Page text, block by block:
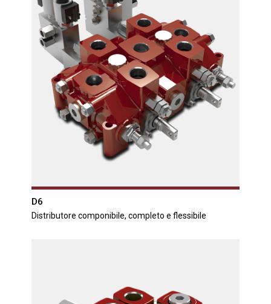
D6
Distributore componibile, completo e flessibile